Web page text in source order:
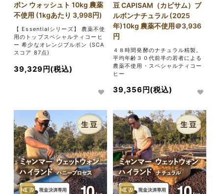
ボン ウォッシュト 10kg 農薬
不使用 (1kgあたり 3,998円)
【 Essentialシリーズ】 農薬不使
用のトップスペシャルティコーヒ
ー 希少なオレンジブルボン (SCA
スコア 87点)
39,329円(税込)
豆 CAPISAM（カピサム）ブ
ルボンナチュラル (2025
年)10kg 農薬不使用＠3,936
円
４８時間発酵のナチュラル精製。
平均年齢３０代前半の若者による
農薬不使用・スペシャルティコー
ヒー
39,356円(税込)
NEW NEW